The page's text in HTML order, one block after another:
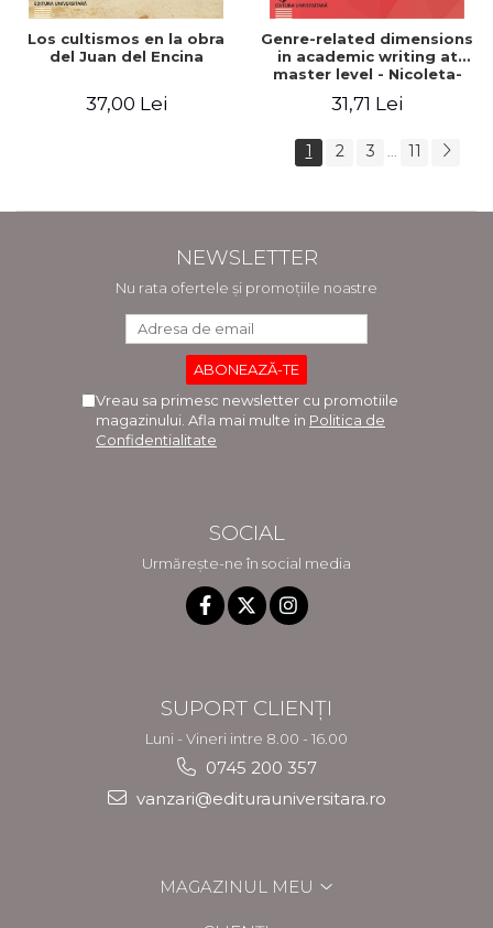
Los cultismos en la obra
del Juan del Encina
37,00 Lei
Genre-related dimensions
in academic writing at
master level - Nicoleta-
31,71 Lei
1 2 3 ... 11
NEWSLETTER
Nu rata ofertele și promoțiile noastre
Vreau sa primesc newsletter cu promotiile
magazinului. Afla mai multe in Politica de
Confidentialitate
SOCIAL
Urmărește-ne în social media
SUPORT CLIENȚI
Luni - Vineri intre 8.00 - 16.00
0745 200 357
vanzari@editurauniversitara.ro
MAGAZINUL MEU